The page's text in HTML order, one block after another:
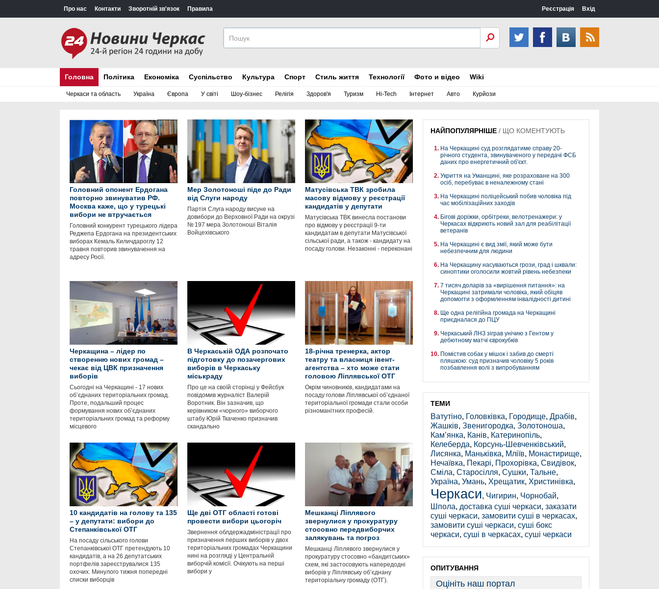
Про нас Контакти Зворотній зв'язок Правила Реєстрація Вхід
Головна
Черкаси та область Україна Європа У світі Шоу-бізнес Релігія Здоров'я Туризм Hi-Tech Інтернет Авто Курйози
Політика Економіка Суспільство Культура Спорт Стиль життя Технології Фото и відео Wiki
Головний опонент Ердогана
повторно звинуватив РФ.
Москва каже, що у турецькі
вибори не втручається
Головний конкурент турецького лідера
Реджепа Ердогана на президентських
виборах Кемаль Киличдароглу 12
травня повторив звинувачення на
адресу Росії.
Мер Золотоноші піде до Ради
від Слуги народу
Партія Слуга народу висуне на
довибори до Верховної Ради на окрузі
№ 197 мера Золотоноші Віталія
Войцехівського
Матусівська ТВК зробила
масову відмову у реєстрації
кандидатів у депутати
Матусівська ТВК винесла постанови
про відмову у реєстрації 9-ти
кандидатам в депутати Матусівської
сільської ради, а також - кандидату на
посаду голови. Незаконні - переконані
Черкащина – лідер по
створенню нових громад –
чекає від ЦВК призначення
виборів
Сьогодні на Черкащині - 17 нових
об’єднаних територіальних громад.
Проте, подальший процес
формування нових об’єднаних
територіальних громад та реформу
місцевого
В Черкаській ОДА розпочато
підготовку до позачергових
виборів в Черкаську
міськраду
Про це на своїй сторінці у Фейсбук
повідомив журналіст Валерій
Воротник. Він зазначив, що
керівником «чорного» виборчого
штабу Юрій Ткаченко призначив
скандально
18-річна тренерка, актор
театру та власниця івент-
агентства – хто може стати
головою Ліплявської ОТГ
Окрім чиновників, кандидатами на
посаду голови Ліплявської об’єднаної
територіальної громади стали особи
різноманітних професій.
10 кандидатів на голову та 135
– у депутати: вибори до
Степанківської ОТГ
На посаду сільського голови
Степанківської ОТГ претендують 10
кандидатів, а на 26 депутатських
портфелів зареєструвалися 135
охочих. Минулого тижня попередні
списки виборців
Ще дві ОТГ області готові
провести вибори цьогоріч
Звернення облдержадміністрації про
призначення перших виборів у двох
територіальних громадах Черкащини
нині на розгляді у Центральній
виборчій комісії. Очікують на перші
вибори у
Мешканці Ліплявого
звернулися у прокуратуру
стосовно передвиборчих
залякувань та погроз
Мешканці Ліплявого звернулися у
прокуратуру стосовно «бандитських»
схем, які застосовують напередодні
виборів у Ліплявську об’єднану
територіальну громаду (ОТГ).
НАЙПОПУЛЯРНІШЕ / ЩО КОМЕНТУЮТЬ
На Черкащині суд розглядатиме справу 20-
річного студента, звинуваченого у передачі ФСБ
даних про енергетичний об'єкт.
Укриття на Уманщині, яке розраховане на 300
осіб, перебуває в неналежному стані
На Черкащині поліцейський побив чоловіка під
час мобілізаційних заходів
Бігові доріжки, орбітреки, велотренажери: у
Черкасах відкриють новий зал для реабілітації
ветеранів
На Черкащині є вид змії, який може бути
небезпечним для людини
На Черкащину насуваються грози, град і шквали:
синоптики оголосили жовтий рівень небезпеки
7 тисяч доларів за «вирішення питання»: на
Черкащині затримали чоловіка, який обіцяв
допомогти з оформленням інвалідності дитині
Ще одна релігійна громада на Черкащині
приєдналася до ПЦУ
Черкаський ЛНЗ зіграв унічию з Гентом у
дебютному матчі єврокубків
Помістив собак у мішок і забив до смерті
пляшкою: суд призначив чоловіку 5 років
позбавлення волі з випробуванням
ТЕМИ
Ватутіно, Головківка, Городище, Драбів,
Жашків, Звенигородка, Золотоноша,
Кам’янка, Канів, Катеринопіль,
Келеберда, Корсунь-Шевченківський,
Лисянка, Маньківка, Мліїв, Монастирище,
Нечаївка, Пекарі, Прохорівка, Свидівок,
Сміла, Старосілля, Сушки, Тальне,
Україна, Умань, Хрещатик, Христинівка,
Черкаси, Чигирин, Чорнобай,
Шпола, доставка суші черкаси, заказати
суші черкаси, замовити суші в черкасах,
замовити суші черкаси, суші бокс
черкаси, суші в черкасах, суші черкаси
ОПИТУВАННЯ
Оцініть наш портал